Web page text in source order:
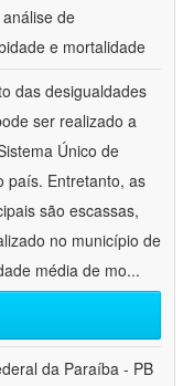
de
e mortalidade
das desigualdades
ser realizado a
Único de
país. Entretanto, as
são escassas,
no município de
média de mo...
da Paraíba - PB